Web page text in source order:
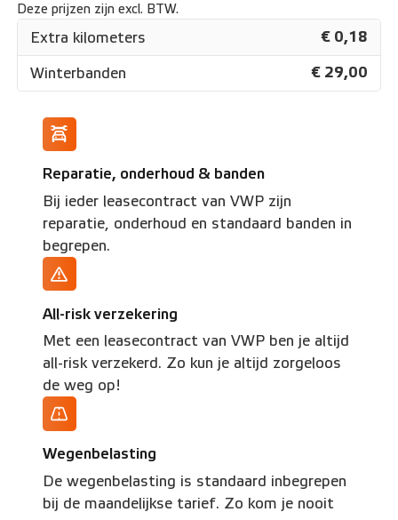
Deze prijzen zijn excl. BTW.
Extra kilometers € 0,18
Winterbanden € 29,00
Reparatie, onderhoud & banden
Bij ieder leasecontract van VWP zijn
reparatie, onderhoud en standaard banden in
begrepen.
All-risk verzekering
Met een leasecontract van VWP ben je altijd
all-risk verzekerd. Zo kun je altijd zorgeloos
de weg op!
Wegenbelasting
De wegenbelasting is standaard inbegrepen
bij de maandelijkse tarief. Zo kom je nooit